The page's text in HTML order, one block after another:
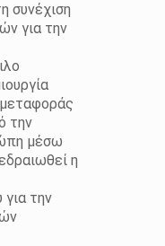
συνέχιση
για την
την
μέσω
η
την